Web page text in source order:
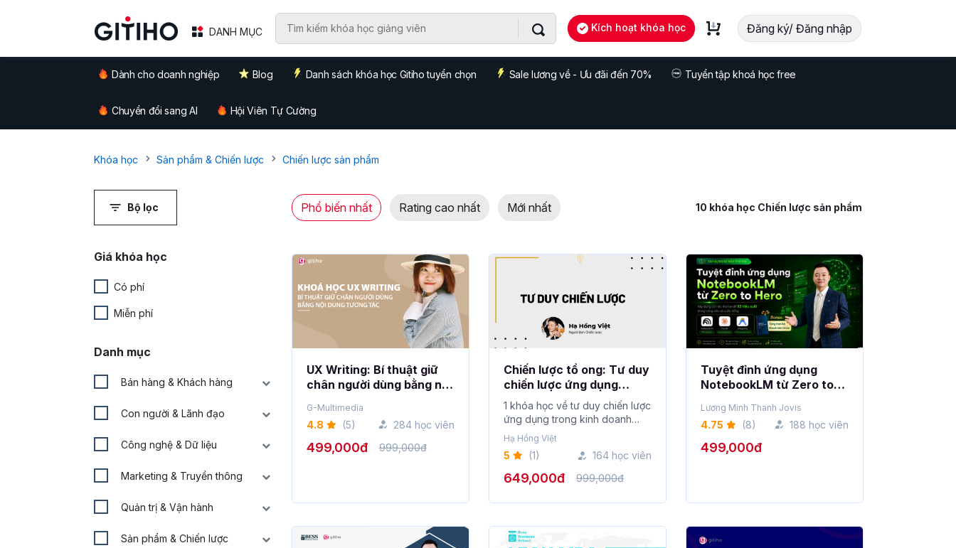
DANH MỤC Kích hoạt khóa học Đăng ký/ Đăng nhập
Dành cho doanh nghiệp Blog Danh sách khóa học Gitiho tuyển chọn Sale lương về - Ưu đãi đến 70% Tuyển tập khoá học free
Chuyển đổi sang AI Hội Viên Tự Cường
Khóa học Sản phẩm & Chiến lược Chiến lược sản phẩm
Bộ lọc Phổ biến nhất Rating cao nhất Mới nhất 10 khóa học Chiến lược sản phẩm
Giá khóa học
Có phí
Miễn phí
Danh mục
Bán hàng & Khách hàng
Con người & Lãnh đạo
Công nghệ & Dữ liệu
Marketing & Truyền thông
Quản trị & Vận hành
Sản phẩm & Chiến lược
UX Writing: Bí thuật giữ
chân người dùng bằng nội
giảng viên Khúc Cẩm
Huyên
G-Multimedia
4.8 (5) 284 học viên
499,000đ 999,000đ
Chiến lược tổ ong: Tư duy
chiến lược ứng dụng
trong kinh doanh
1 khóa học về tư duy chiến lược
ứng dụng trong kinh doanh
được xây d�...
Hạ Hồng Việt
5 (1) 164 học viên
649,000đ 999,000đ
Tuyệt đỉnh ứng dụng
NotebookLM từ Zero to
kèm khóa)
Lương Minh Thanh Jovis
4.75 (8) 188 học viên
499,000đ